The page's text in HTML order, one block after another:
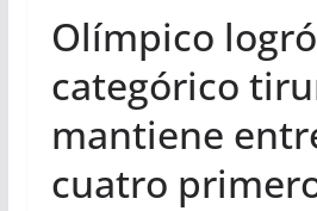
Olímpico
categórico
mantiene
cuatro